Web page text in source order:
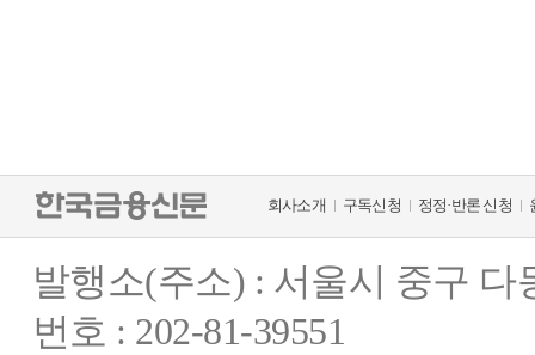
회사소개 구독신청 정정·반론 신청
발행소(주소) : 서울시 중구
번호 : 202-81-39551